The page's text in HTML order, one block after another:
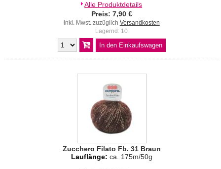
Alle Produktdetails
Preis: 7,90 €
inkl. Mwst. zuzüglich Versandkosten
Lagernd: 10
Zucchero Filato Fb. 31 Braun
Lauflänge: ca. 175m/50g